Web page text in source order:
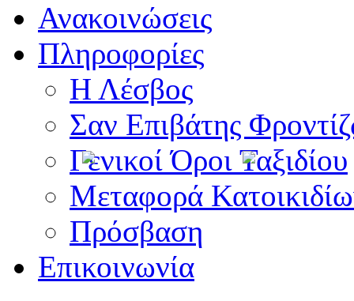
Ανακοινώσεις
Πληροφορίες
Η Λέσβος
Σαν Επιβάτης
Γενικοί Όροι Ταξιδίου
Μεταφορά
Πρόσβαση
Επικοινωνία